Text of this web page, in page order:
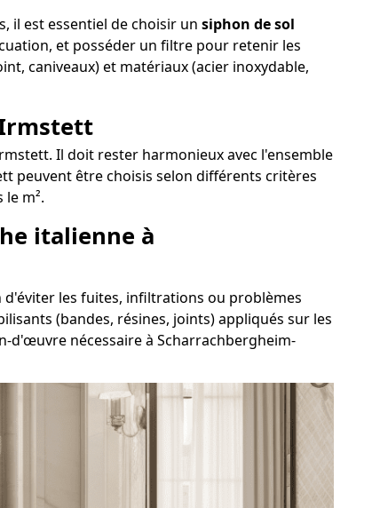
il est essentiel de choisir un siphon de sol
et posséder un filtre pour retenir les
caniveaux) et matériaux (acier inoxydable,
Irmstett
Il doit rester harmonieux avec l'ensemble
peuvent être choisis selon différents critères
m².
italienne à
les fuites, infiltrations ou problèmes
(bandes, résines, joints) appliqués sur les
d'œuvre nécessaire à Scharrachbergheim-